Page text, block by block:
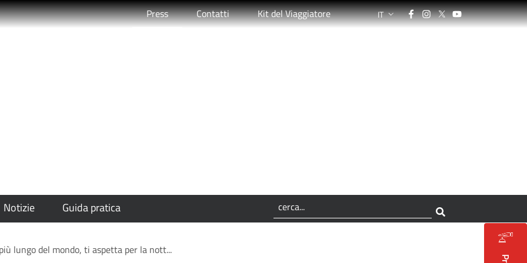
PressAttivo Contatti Kit del Viaggiatore LANGUAGE SWITCHER: CURRENT
IT Facebook
Instagram
TwitterYouTube
Notizie Guida pratica
lungo del mondo, ti aspetta per la nott...